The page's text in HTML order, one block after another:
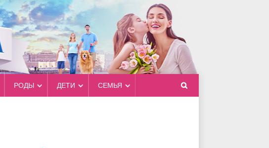
РОДЫ ДЕТИ СЕМЬЯ